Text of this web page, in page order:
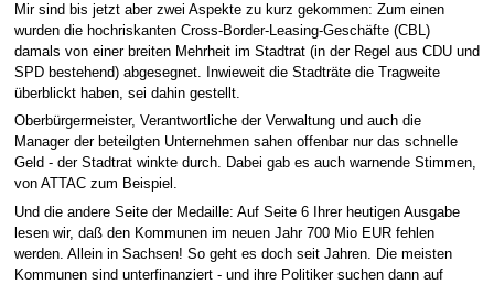
Mir sind bis jetzt aber zwei Aspekte zu kurz gekommen: Zum einen
wurden die hochriskanten Cross-Border-Leasing-Geschäfte (CBL)
damals von einer breiten Mehrheit im Stadtrat (in der Regel aus CDU und
SPD bestehend) abgesegnet. Inwieweit die Stadträte die Tragweite
überblickt haben, sei dahin gestellt.
Oberbürgermeister, Verantwortliche der Verwaltung und auch die
Manager der beteilgten Unternehmen sahen offenbar nur das schnelle
Geld - der Stadtrat winkte durch. Dabei gab es auch warnende Stimmen,
von ATTAC zum Beispiel.
Und die andere Seite der Medaille: Auf Seite 6 Ihrer heutigen Ausgabe
lesen wir, daß den Kommunen im neuen Jahr 700 Mio EUR fehlen
werden. Allein in Sachsen! So geht es doch seit Jahren. Die meisten
Kommunen sind unterfinanziert - und ihre Politiker suchen dann auf